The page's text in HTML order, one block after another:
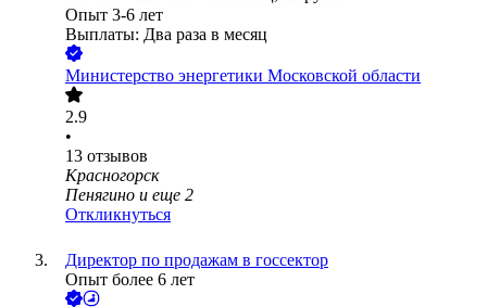
Опыт 3-6 лет
Выплаты: Два раза в месяц
Министерство энергетики Московской области
2.9
•
13 отзывов
Красногорск
Пенягино и еще 2
Откликнуться
Директор по продажам в госсектор
Опыт более 6 лет